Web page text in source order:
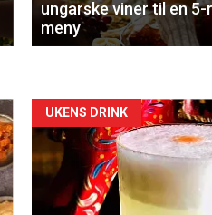
ungarske viner til en
meny
Forsiden
akkurat
nå
UKENS DRINK